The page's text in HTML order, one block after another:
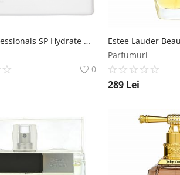
Wella Professionals SP Hydrate Mask masca pentru păr uscat 400 ml Wella Professionals
0
Parfumuri
289 Lei